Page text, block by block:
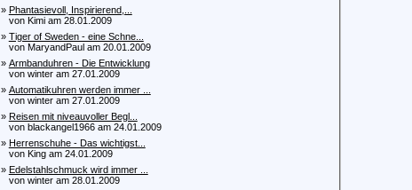
» Phantasievoll, Inspirierend,...
von Kimi am 28.01.2009
» Tiger of Sweden - eine Schne...
von MaryandPaul am 20.01.2009
» Armbanduhren - Die Entwicklung
von winter am 27.01.2009
» Automatikuhren werden immer ...
von winter am 27.01.2009
» Reisen mit niveauvoller Begl...
von blackangel1966 am 24.01.2009
» Herrenschuhe - Das wichtigst...
von King am 24.01.2009
» Edelstahlschmuck wird immer ...
von winter am 28.01.2009